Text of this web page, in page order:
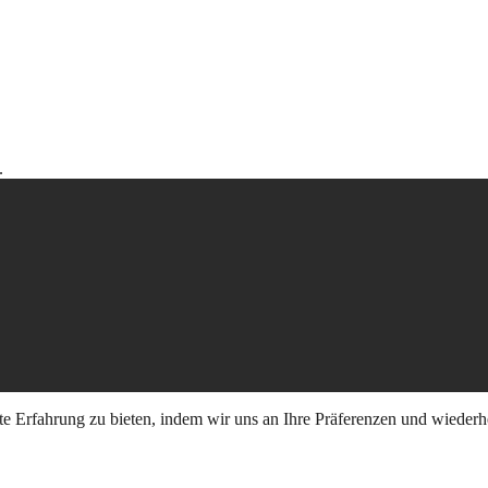
Erfahrung zu bieten, indem wir uns an Ihre Präferenzen und